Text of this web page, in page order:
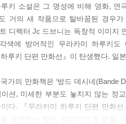
롭고 신비한 얘기를
주었다.”
갇혀 지내는 주인공 하바라. 그가 왜
창 시절 어느 남자아이를 좋아해 그
』
키 소설은 그 명성에 비해 영화, 연
거의 새 작품으로 탈바꿈된 경우
디렉터 Jc 드브니는 독창적 이미지
색에 방어적인 무라카미 하루키
하루키 단편 만화선』이 탄생했다.
가의 만화책은 ‘방드 데시네(Bande
션, 미세한 부분도 놓치지 않는 정
다. 『무라카미 하루키 단편 만화